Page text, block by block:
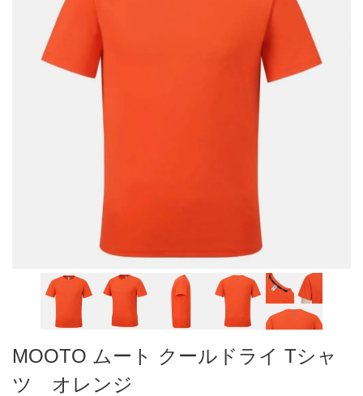
MOOTO ムート クールドライ Tシャ
ツ オレンジ